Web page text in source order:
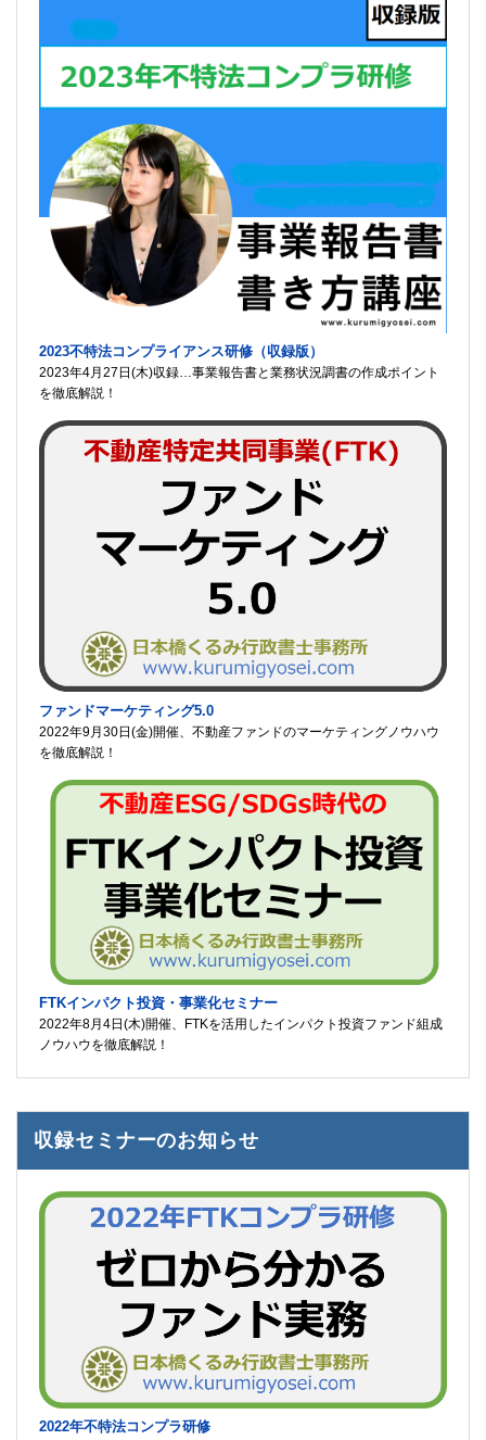
2023不特法コンプライアンス研修（収録版）
2023年4月27日(木)収録…事業報告書と業務状況調書の作成ポイント
を徹底解説！
ファンドマーケティング5.0
2022年9月30日(金)開催、不動産ファンドのマーケティングノウハウ
を徹底解説！
FTKインパクト投資・事業化セミナー
2022年8月4日(木)開催、FTKを活用したインパクト投資ファンド組成
ノウハウを徹底解説！
収録セミナーのお知らせ
2022年不特法コンプラ研修